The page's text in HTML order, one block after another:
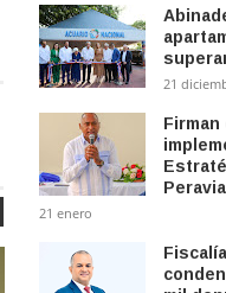
21
Firman
Peravia
21 enero